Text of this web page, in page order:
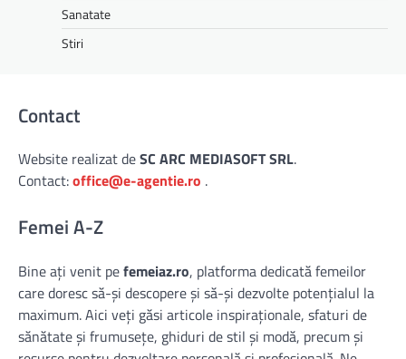
Sanatate
Stiri
Contact
Website realizat deSC ARC MEDIASOFT SRL.
Contact:office@e-agentie.ro .
Femei A-Z
Bine ați venit pefemeiaz.ro, platforma dedicată femeilor
care doresc să-și descopere și să-și dezvolte potențialul la
maximum. Aici veți găsi articole inspiraționale, sfaturi de
sănătate și frumusețe, ghiduri de stil și modă, precum și